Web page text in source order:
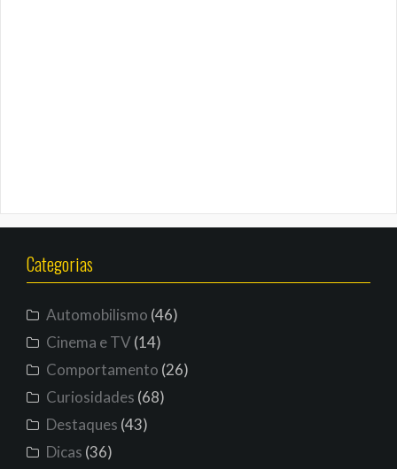
Categorias
Automobilismo (46)
Cinema e TV(14)
Comportamento (26)
Curiosidades (68)
Destaques (43)
Dicas (36)